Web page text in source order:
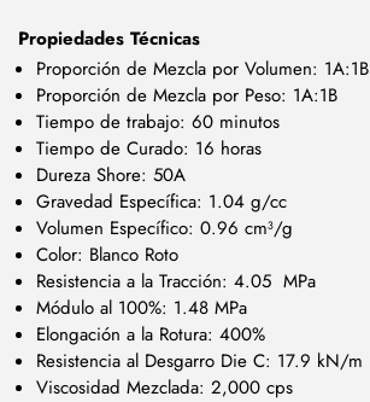
Propiedades Técnicas
Proporción de Mezcla por Volumen: 1A:1B
Proporción de Mezcla por Peso: 1A:1B
Tiempo de trabajo: 60 minutos
Tiempo de Curado: 16 horas
Dureza Shore: 50A
Gravedad Específica: 1.04 g/cc
Volumen Específico: 0.96 cm³/g
Color: Blanco Roto
Resistencia a la Tracción: 4.05 MPa
Módulo al 100%: 1.48 MPa
Elongación a la Rotura: 400%
Resistencia al Desgarro Die C: 17.9 kN/m
Viscosidad Mezclada: 2,000 cps